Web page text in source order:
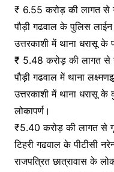
₹ 6.55 करोड़ की लागत से
पौड़ी गढवाल के पुलिस लाईन
उत्तरकाशी में थाना धरासू के
₹ 5.48 करोड़ की लागत से
पौड़ी गढवाल में थाना
उत्तरकाशी में थाना धरासू
लोकापर्ण।
₹5.40 करोड़ की लागत से
टिहरी गढवाल के पीटीसी
राजपत्रित छात्रावास के